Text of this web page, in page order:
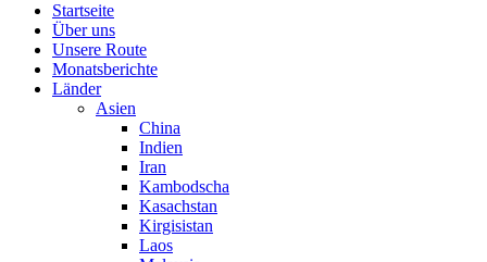
Startseite
Über uns
Unsere Route
Monatsberichte
Länder
Asien
China
Indien
Iran
Kambodscha
Kasachstan
Kirgisistan
Laos